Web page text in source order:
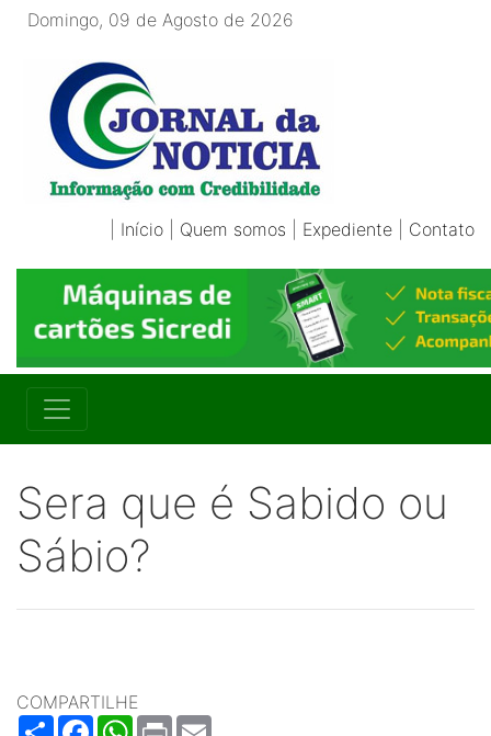
Domingo, 09 de Agosto de 2026
Início Quem somos Expediente Contato
Sera que é Sabido ou
Sábio?
COMPARTILHE
ShareFacebookWhatsApp
Print